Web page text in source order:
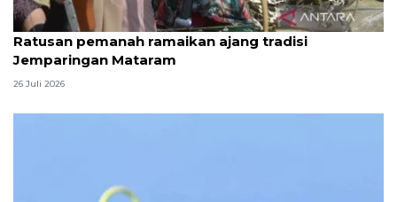
Ratusan pemanah ramaikan ajang tradisi
Jemparingan Mataram
26 Juli 2026